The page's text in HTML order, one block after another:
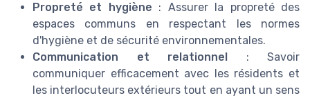
Propreté et hygiène : Assurer la propreté des
espaces communs en respectant les normes
d'hygiène et de sécurité environnementales.
Communication et relationnel : Savoir
communiquer efficacement avec les résidents et
les interlocuteurs extérieurs tout en ayant un sens